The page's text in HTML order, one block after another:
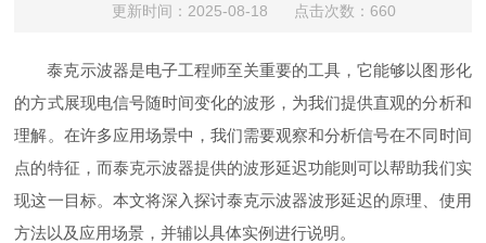
更新时间：2025-08-18 点击次数：660
泰克示波器是电子工程师至关重要的工具，它能够以图形化
的方式展现电信号随时间变化的波形，为我们提供直观的分析和
理解。在许多应用场景中，我们需要观察和分析信号在不同时间
点的特征，而泰克示波器提供的波形延迟功能则可以帮助我们实
现这一目标。本文将深入探讨泰克示波器波形延迟的原理、使用
方法以及应用场景，并辅以具体实例进行说明。